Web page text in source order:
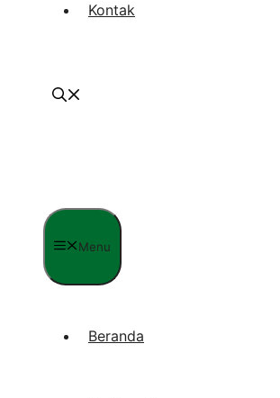
Kontak
Menu
Beranda